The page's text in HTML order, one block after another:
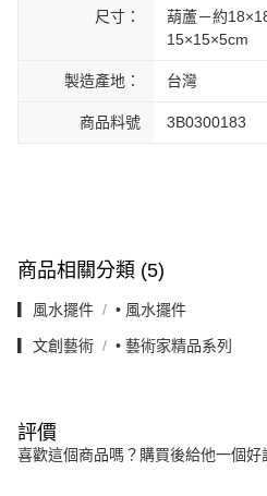
尺寸：
葫蘆－約
15×15×5cm
製造產地： 台灣
商品料號 3B0300183
商品相關分類 (5)
▎風水擺件 • 風水擺件
▎文創藝術 • 藝術家精品系列
評價
喜歡這個商品嗎？購買後給他一個好